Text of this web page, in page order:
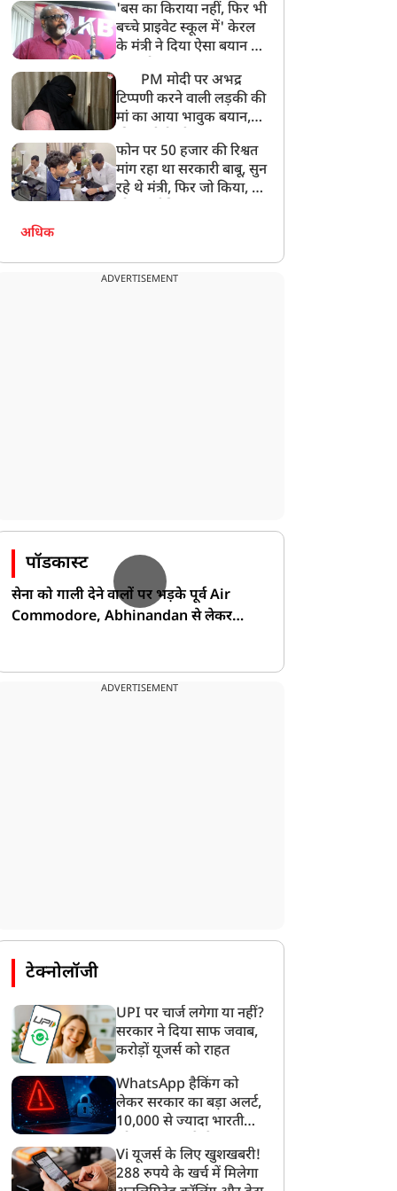
अनमोल कुछ नहीं
'बस का किराया नहीं, फिर भी
बच्चे प्राइवेट स्कूल में' केरल
के मंत्री ने दिया ऐसा बयान की
PM मोदी पर अभद्र
टिप्पणी करने वाली लड़की की
मां का आया भावुक बयान,
बेटी को गोद लें प्रधानमंत्री
फोन पर 50 हजार की रिश्वत
मांग रहा था सरकारी बाबू, सुन
रहे थे मंत्री, फिर जो किया, वो
अधिक
ADVERTISEMENT
पॉडकास्ट
सेना को गाली देने वालों पर भड़के पूर्व Air
Commodore, Abhinandan से लेकर
ADVERTISEMENT
टेक्नोलॉजी
UPI पर चार्ज लगेगा या नहीं?
सरकार ने दिया साफ जवाब,
करोड़ों यूजर्स को राहत
WhatsApp हैकिंग को
लेकर सरकार का बड़ा अलर्ट,
10,000 से ज्यादा भारतीयों
गया
Vi यूजर्स के लिए खुशखबरी!
288 रुपये के खर्च में मिलेगा